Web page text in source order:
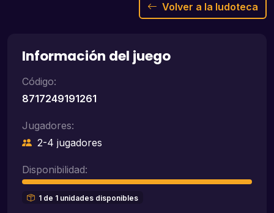
Volver a la ludoteca
Información del juego
Código:
8717249191261
Jugadores:
2-4 jugadores
Disponibilidad:
1 de 1 unidades disponibles